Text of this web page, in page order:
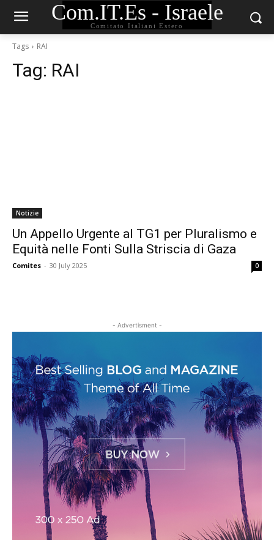
Com.IT.Es - Israele
Comitato Italiani Estero
Tags RAI
Tag: RAI
Notizie
Un Appello Urgente al TG1 per Pluralismo e
Equità nelle Fonti Sulla Striscia di Gaza
Comites - 30 July 2025 0
- Advertisment -